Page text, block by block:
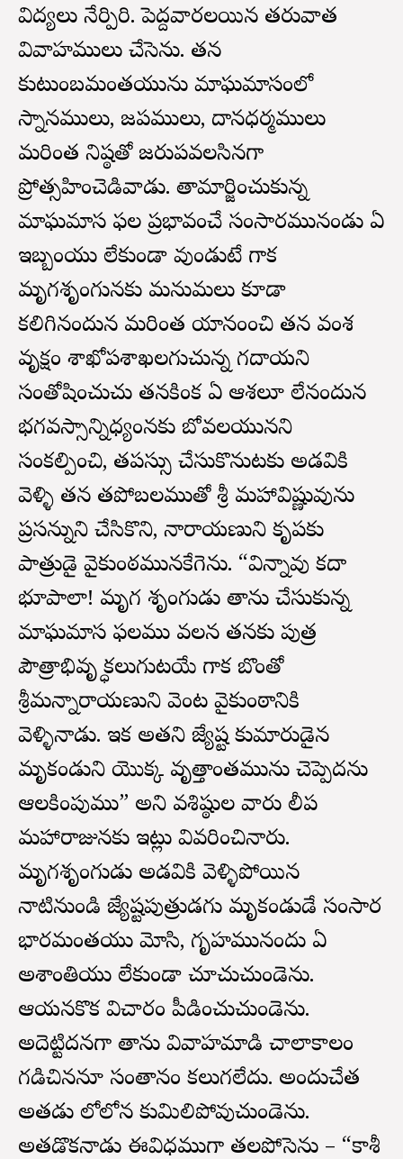
విద్యలు నేర్పిరి. పెద్దవారలయిన తరువాత
వివాహములు చేసెను. తన
కుటుంబమంతయును మాఘమాసంలో
స్నానములు, జపములు, దానధర్మములు
మరింత నిష్ఠతో జరుపవలసినదిగా
ప్రోత్సహించెడివాడు. తామార్జించుకున్న
మాఘమాస ఫల ప్రభావంచే సంసారమునండు ఏ
ఇబ్బందియు లేకుండా వుండుటే గాక
మృగశృంగునకు మనుమలు కూడా
కలిగినందున మరింత యానందించి తన వంశ
వృక్షం శాఖోపశాఖలగుచున్నది గదాయని
సంతోషించుచు తనకింక ఏ ఆశలూ లేనందున
భగవస్సాన్నిధ్యంనకు బోవలయునని
సంకల్పించి, తపస్సు చేసుకొనుటకు అడవికి
వెళ్ళి తన తపోబలముతో శ్రీ మహావిష్ణువును
ప్రసన్నుని చేసికొని, నారాయణుని కృపకు
పాత్రుడై వైకుంఠమునకేగెను. “విన్నావు కదా
భూపాలా! మృగ శృంగుడు తాను చేసుకున్న
మాఘమాస ఫలము వలన తనకు పుత్ర
పౌత్రాభివృద్ధి కలుగుటయే గాక బొందితో
శ్రీమన్నారాయణుని వెంట వైకుంఠానికి
వెళ్ళినాడు. ఇక అతని జ్యేష్ట కుమారుడైన
మృకండుని యొక్క వృత్తాంతమును చెప్పెదను
ఆలకింపుము” అని వశిష్ఠుల వారు దిలీప
మహారాజునకు ఇట్లు వివరించినారు.
మృగశృంగుడు అడవికి వెళ్ళిపోయిన
నాటినుండి జ్యేష్టపుత్రుడగు మృకండుడే సంసార
భారమంతయు మోసి, గృహమునందు ఏ
అశాంతియు లేకుండా చూచుచుండెను.
ఆయనకొక విచారం పీడించుచుండెను.
అదెట్టిదనగా తాను వివాహమాడి చాలాకాలం
గడిచిననూ సంతానం కలుగలేదు. అందుచేత
అతడు లోలోన కుమిలిపోవుచుండెను.
అతడొకనాడు ఈవిధముగా తలపోసెను – “కాశీ